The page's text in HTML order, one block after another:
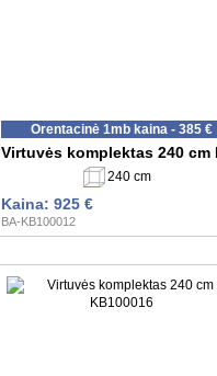
Orentacinė 1mb kaina - 385 €
Virtuvės komplektas 240 cm
240 cm
Kaina: 925 €
BA-KB100012